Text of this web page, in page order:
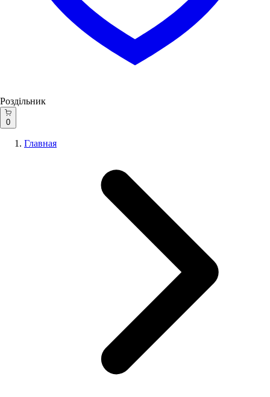
Роздільник
0
Главная